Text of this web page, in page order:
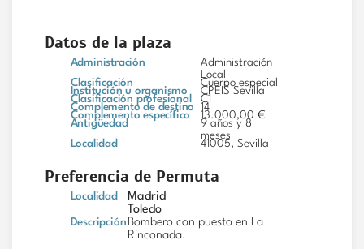
Datos de la plaza
Administración
Administración
Local
Clasificación Cuerpo especial
Institución u organismo CPEIS Sevilla
Clasificación profesional C1
Complemento de destino 14
Complemento específico 13.000,00 €
Antigüedad
9 años y 8
meses
Localidad 41005, Sevilla
Preferencia de Permuta
Localidad
Madrid
Toledo
Descripción Bombero con puesto en La
Rinconada.